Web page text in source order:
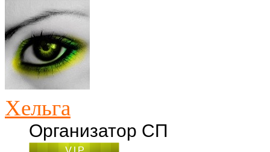
Хельга
Организатор СП